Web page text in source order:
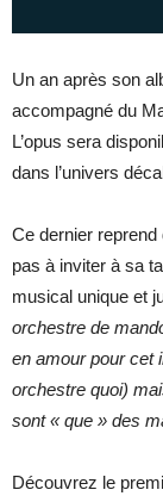
Un an après son
accompagné du
L’opus sera
dans l’univers
Ce dernier reprend
pas à inviter à sa
musical unique et
orchestre de
en amour pour cet
orchestre quoi)
sont « que » des
Découvrez le